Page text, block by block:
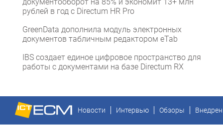
рублей в год с Directum HR Pro
GreenData дополнила модуль электронных
документов табличным редактором eTab
IBS создает единое цифровое пространство для
работы с документами на базе Directum RX
Новости Интервью Обзоры